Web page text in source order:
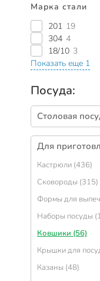
Марка стали
201 19
304 4
18/10 3
Показать еще 1
Посуда:
Столовая
Тарелки (414)
Салатники (330)
Столовые
Блюда (90)
Сервизы
Подносы (57)
Вазы для
Солонки,
(51)
Для
Кастрюли (436)
Сковороды (315)
Формы для
Наборы посуды
Ковшики (56)
Крышки для
Казаны (48)